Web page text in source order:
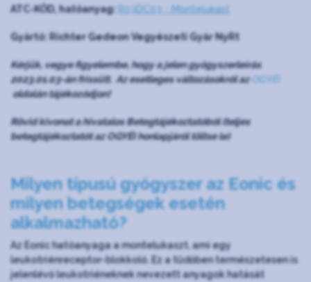
ATC-KÓD, hatóanyag: R03DC03 - Montelukast
Gyártó: Richter Gedeon Vegyészeti Gyár NyRt
Kérjük, vegye figyelembe, hogy a jelen gyógyszerleírás
2023.01.03-án frissült. Az esetleges változásokról az OGYÉI
oldalán tájékozódjon!
Rövid kivonat a hivatalos Betegtájékoztatóból (teljes
betegtájékoztatót az OGYÉI honlapjáról töltse le)
Milyen típusú gyógyszer az Eonic és
milyen betegségek esetén
alkalmazható?
Az Eonic hatóanyaga a montelukaszt, ami egy
leukotriénreceptor-blokkoló. Ez a tüdőben természetesen is
jelenlévő leukotriéneknek nevezett anyagok hatását